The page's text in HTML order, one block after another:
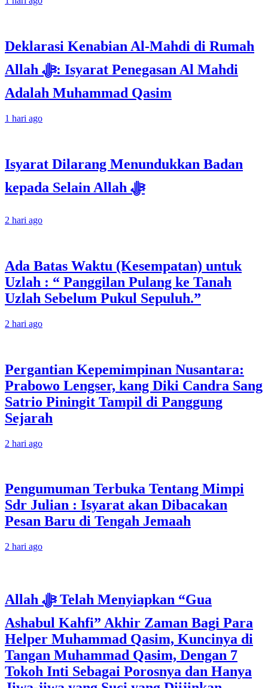
Deklarasi Kenabian Al-Mahdi di Rumah
Allah ﷻ: Isyarat Penegasan Al Mahdi
Adalah Muhammad Qasim
1 hari ago
Isyarat Dilarang Menundukkan Badan
kepada Selain Allah ﷻ
2 hari ago
Ada Batas Waktu (Kesempatan) untuk
Uzlah : “ Panggilan Pulang ke Tanah
Uzlah Sebelum Pukul Sepuluh.”
2 hari ago
Pergantian Kepemimpinan Nusantara:
Prabowo Lengser, kang Diki Candra Sang
Satrio Piningit Tampil di Panggung
Sejarah
2 hari ago
Pengumuman Terbuka Tentang Mimpi
Sdr Julian : Isyarat akan Dibacakan
Pesan Baru di Tengah Jemaah
2 hari ago
Allah ﷻ Telah Menyiapkan “Gua
Ashabul Kahfi” Akhir Zaman Bagi Para
Helper Muhammad Qasim, Kuncinya di
Tangan Muhammad Qasim, Dengan 7
Tokoh Inti Sebagai Porosnya dan Hanya